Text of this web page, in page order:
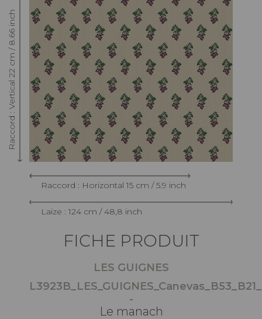
Raccord : Vertical 22 cm / 8.66 inch
Raccord : Horizontal 15 cm / 5.9 inch
Laize : 124 cm / 48,8 inch
FICHE PRODUIT
LES GUIGNES
-
Le manach